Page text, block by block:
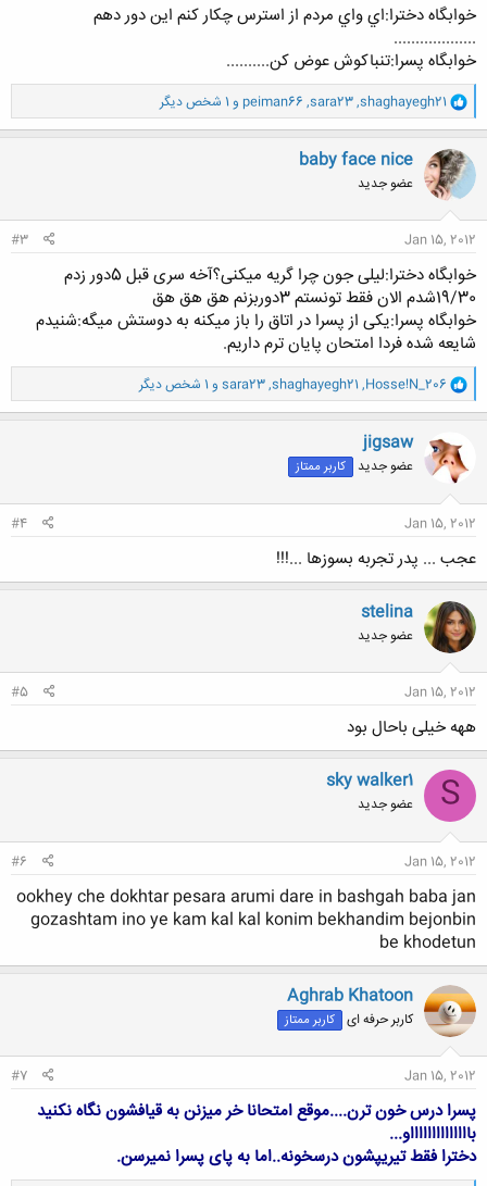
خوابگاه دخترا:اي واي مردم از استرس چكار كنم اين دور دهم
...................
خوابگاه پسرا:تنباكوش عوض كن..........
و
ا
ک
ن
ش
ه
ا
shaghayegh21
,
sara23
,
peiman66 و 1 شخص دیگر
baby face nice
عضو جدید
Jan 15, 2012
#3
خوابگاه دخترا:لیلی جون چرا گریه میکنی؟آخه سری قبل 5دور زدم
19/30شدم الان فقط تونستم 3دوربزنم هق هق هق
خوابگاه پسرا:یکی از پسرا در اتاق را باز میکنه به دوستش میگه:شنیدم
شایعه شده فردا امتحان پایان ترم داریم.
و
ا
ک
ش
ه
Hosse!N_206
,
shaghayegh21
,
sara23 و 1 شخص دیگر
jigsaw
عضو جدید کاربر ممتاز
Jan 15, 2012
#4
عجب ... پدر تجربه بسوزها ...!!!
stelina
عضو جدید
Jan 15, 2012
#5
ههه خیلی باحال بود
S
sky walker1
عضو جدید
Jan 15, 2012
#6
ookhey che dokhtar pesara arumi dare in bashgah baba jan
gozashtam ino ye kam kal kal konim bekhandim bejonbin
be khodetun
Aghrab Khatoon
کاربر حرفه ای کاربر ممتاز
Jan 15, 2012
#7
پسرا درس خون ترن....موقع امتحانا خر میزنن به قیافشون نگاه نکنید
بااااااااااااااو...
دخترا فقط تیریپشون درسخونه..اما به پای پسرا نمیرسن.